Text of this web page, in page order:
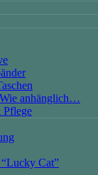
anhänglich…
Cat”